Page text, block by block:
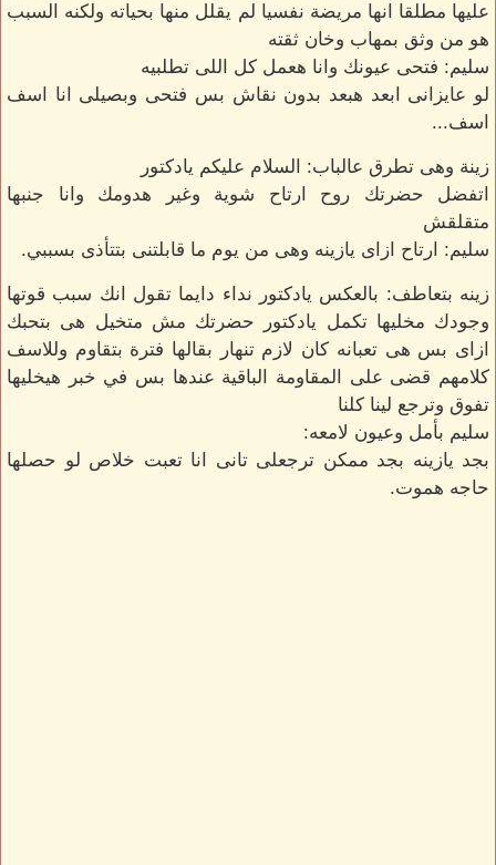
عليها مطلقا انها مريضة نفسيا لم يقلل منها بحياته ولكنه السبب
هو من وثق بمهاب وخان ثقته
سليم: فتحى عيونك وانا هعمل كل اللى تطلبيه
لو عايزانى ابعد هبعد بدون نقاش بس فتحى وبصيلى انا اسف
اسف...
زينة وهى تطرق عالباب: السلام عليكم يادكتور
اتفضل حضرتك روح ارتاح شوية وغير هدومك وانا جنبها
متقلقش
سليم: ارتاح ازاى يازينه وهى من يوم ما قابلتنى بتتأذى بسببي.
زينه بتعاطف: بالعكس يادكتور نداء دايما تقول انك سبب قوتها
وجودك مخليها تكمل يادكتور حضرتك مش متخيل هى بتحبك
ازاى بس هى تعبانه كان لازم تنهار بقالها فترة بتقاوم وللاسف
كلامهم قضى على المقاومة الباقية عندها بس في خبر هيخليها
تفوق وترجع لينا كلنا
سليم بأمل وعيون لامعه:
بجد يازينه بجد ممكن ترجعلى تانى انا تعبت خلاص لو حصلها
حاجه هموت.